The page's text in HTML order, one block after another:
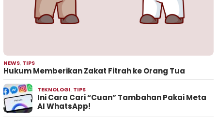
NEWS, TIPS
Hukum Memberikan Zakat Fitrah ke Orang Tua
TEKNOLOGI, TIPS
Ini Cara Cari “Cuan” Tambahan Pakai Meta
AI WhatsApp!